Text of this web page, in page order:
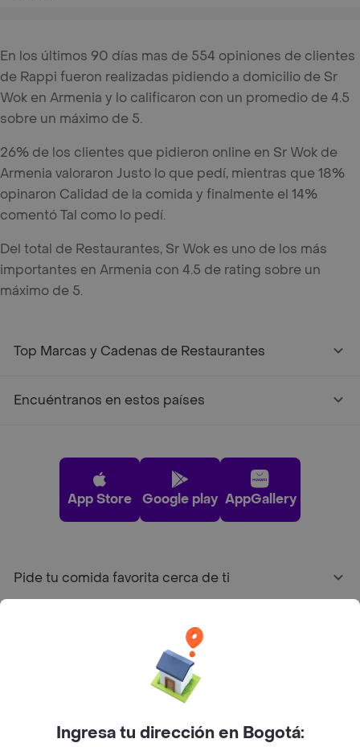
En los últimos 90 días mas de 554 opiniones de clientes
de Rappi fueron realizadas pidiendo a domicilio de Sr
Wok en Armenia y lo calificaron con un promedio de 4.5
sobre un máximo de 5.
26% de los clientes que pidieron online en Sr Wok de
Armenia valoraron Justo lo que pedí, mientras que 18%
opinaron Calidad de la comida y finalmente el 14%
comentó Tal como lo pedí.
Del total de Restaurantes, Sr Wok es uno de los más
importantes en Armenia con 4.5 de rating sobre un
máximo de 5.
Top Marcas y Cadenas de Restaurantes
Encuéntranos en estos países
App Store Google play AppGallery
Pide tu comida favorita cerca de ti
Sobre RappiIngresa tu dirección en Bogotá: